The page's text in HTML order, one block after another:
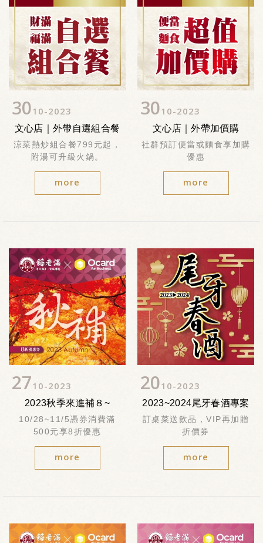
3010 2023
文心店｜外帶自選組合餐
涼菜熱炒組合餐799元起，
附湯可升級火鍋。
more
3010 2023
文心店｜外帶加價購
社群預訂便當或麵食享加購
優惠
more
2710 2023
2023秋季來進補８~
10/28~11/5憑券消費滿
500元享8折優惠
more
2010 2023
2023~2024尾牙春酒專案
訂桌菜送飲品，VIP再加贈
折價券
more